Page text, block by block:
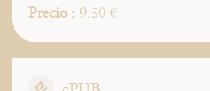
Precio : 9.50 €